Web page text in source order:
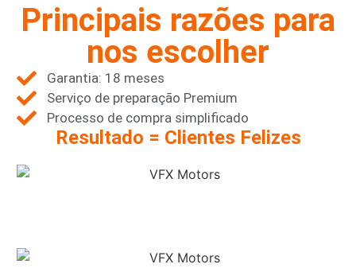
Principais razões para
nos escolher
Garantia: 18 meses
Serviço de preparação Premium
Processo de compra simplificado
Resultado = Clientes Felizes